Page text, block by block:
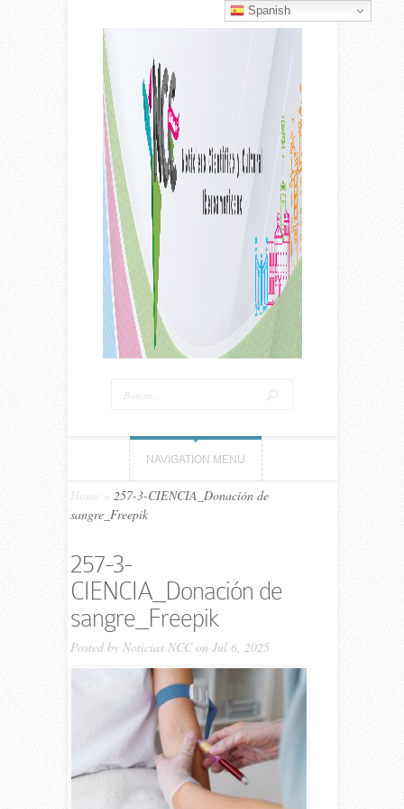
NAVIGATION MENU
Home
257-3-CIENCIA_Donación de
sangre_Freepik
257-3-
CIENCIA_Donación de
sangre_Freepik
Posted by Noticias NCCon Jul 6, 2025
Spanish